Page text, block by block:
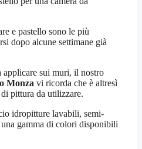
e pastello sono le più
dopo alcune settimane già
applicare sui muri, il nostro
Monza vi ricorda che è altresì
pittura da utilizzare.
idropitture lavabili, semi-
gamma di colori disponibili